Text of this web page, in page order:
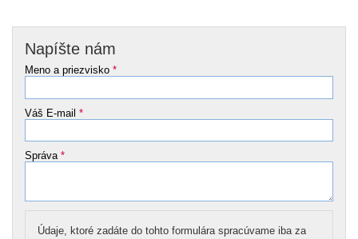
Napíšte nám
Meno a priezvisko *
Váš E-mail *
Správa *
Údaje, ktoré zadáte do tohto formulára spracúvame iba za